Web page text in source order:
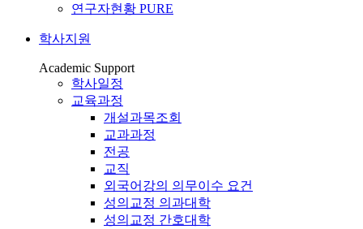
연구자현황 PURE
학사지원
Academic Support
학사일정
교육과정
개설과목조회
교과과정
전공
교직
외국어강의 의무이수 요건
성의교정 의과대학
성의교정 간호대학